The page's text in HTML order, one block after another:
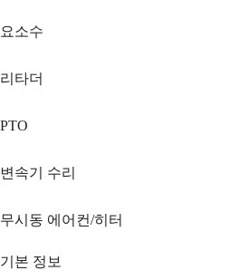
요소수
리타더
PTO
변속기 수리
무시동 에어컨/히터
기본 정보